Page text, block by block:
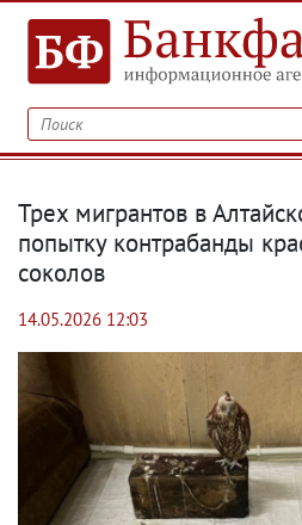
Трех мигрантов в
попытку контрабанды
соколов
14.05.2026 12:03